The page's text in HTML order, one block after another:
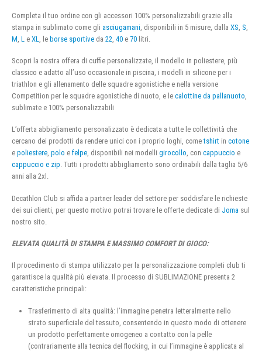
Completa il tuo ordine con gli accessori 100% personalizzabili grazie alla
stampa in sublimato come gli asciugamani , disponibili in 5 misure, dalla XS S
M L e XL , le borse sportive da 22 40 e 70 litri.
Scopri la nostra offera di cuffie personalizzate, il modello in poliestere, più
classico e adatto all’uso occasionale in piscina, i modelli in silicone per i
triathlon e gli allenamento delle squadre agonistiche e nella versione
Competition per le squadre agonistiche di nuoto, e le calottine da pallanuoto,
sublimate e 100% personalizzabili
L’offerta abbigliamento personalizzato è dedicata a tutte le collettività che
cercano dei prodotti da rendere unici con i proprio loghi, cometshirt in cotone
e poliestere, polo e felpe, disponibili nei modelli girocollo, con cappuccio e
cappuccio e zip. Tutti i prodotti abbigliamento sono ordinabili dalla taglia 5/6
anni alla 2xl.
Decathlon Club si affida a partner leader del settore per soddisfare le richieste
dei sui clienti, per questo motivo potrai trovare le offerte dedicate di Joma sul
nostro sito.
ELEVATA QUALITÀ DI STAMPA E MASSIMO COMFORT DI GIOCO:
Il procedimento di stampa utilizzato per la personalizzazione completi club ti
garantisce la qualità più elevata. Il processo di SUBLIMAZIONE presenta 2
caratteristiche principali:
Trasferimento di alta qualità: l’immagine penetra letteralmente nello
strato superficiale del tessuto, consentendo in questo modo di ottenere
un prodotto perfettamente omogeneo a contatto con la pelle
(contrariamente alla tecnica del flocking, in cui l’immagine è applicata al